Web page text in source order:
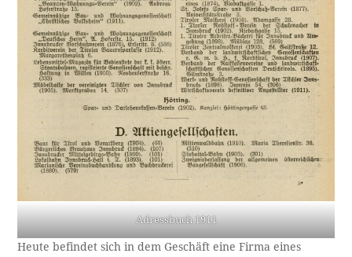
Adressbuch 1911
Heute befindet sich in dem Geschäft eine Firma eines